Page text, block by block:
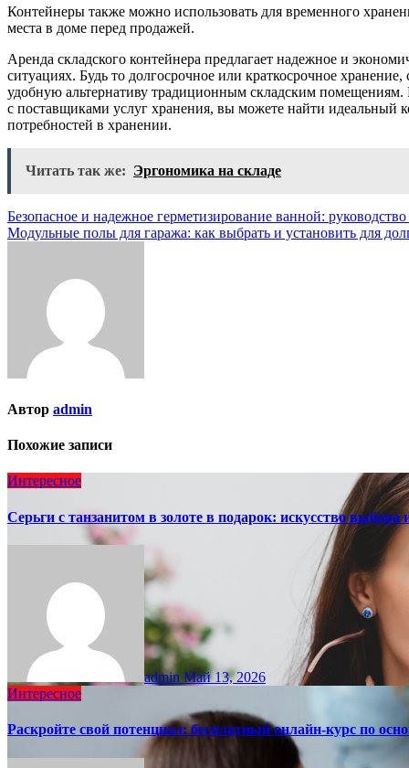
Контейнеры также можно использовать для временного
места в доме перед продажей.
Аренда складского контейнера предлагает надежное и
ситуациях. Будь то долгосрочное или краткосрочное
удобную альтернативу традиционным складским
с поставщиками услуг хранения, вы можете найти идеальный
потребностей в хранении.
Читать так же: Эргономика на складе
Навигация
по
Безопасное и надежное герметизирование ванной:
Модульные полы для гаража: как выбрать и установить для
Автор admin
Похожие записи
Интересное
Серьги с танзанитом в золоте в подарок: искусство выбора
admin Май 13, 2026
Интересное
Раскройте свой потенциал: бесплатный онлайн-курс по